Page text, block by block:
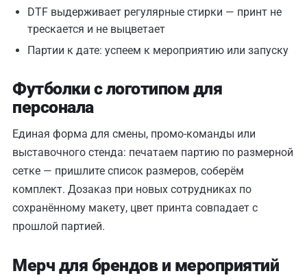
DTF выдерживает регулярные стирки — принт не
трескается и не выцветает
Партии к дате: успеем к мероприятию или запуску
Футболки с логотипом для
персонала
Единая форма для смены, промо-команды или
выставочного стенда: печатаем партию по размерной
сетке — пришлите список размеров, соберём
комплект. Дозаказ при новых сотрудниках по
сохранённому макету, цвет принта совпадает с
прошлой партией.
Мерч для брендов и мероприятий